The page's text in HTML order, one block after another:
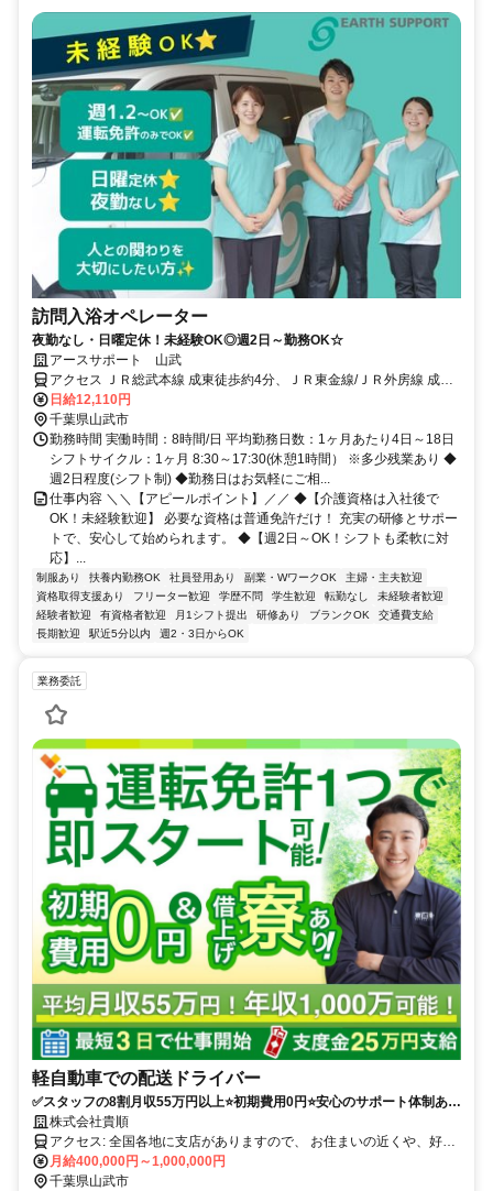
訪問入浴オペレーター
夜勤なし・日曜定休！未経験OK◎週2日～勤務OK☆
アースサポート 山武
アクセス ＪＲ総武本線 成東徒歩約4分、ＪＲ東金線/ＪＲ外房線 成東
徒歩約4分、ＪＲ東金線/ＪＲ外房線 求名出入口2徒歩約48分
日給12,110円
千葉県山武市
勤務時間 実働時間：8時間/日 平均勤務日数：1ヶ月あたり4日～18日
シフトサイクル：1ヶ月 8:30～17:30(休憩1時間） ※多少残業あり ◆
週2日程度(シフト制) ◆勤務日はお気軽にご相...
仕事内容 ＼＼【アピールポイント】／／ ◆【介護資格は入社後で
OK！未経験歓迎】 必要な資格は普通免許だけ！ 充実の研修とサポー
トで、安心して始められます。 ◆【週2日～OK！シフトも柔軟に対
応】...
制服あり 扶養内勤務OK 社員登用あり 副業・WワークOK
主婦・主夫歓迎
資格取得支援あり
フリーター歓迎 学歴不問 学生歓迎 転勤なし
未経験者歓迎
経験者歓迎
有資格者歓迎 月1シフト提出 研修あり ブランクOK
交通費支給
長期歓迎
駅近5分以内 週2・3日からOK
業務委託
軽自動車での配送ドライバー
✅スタッフの8割月収55万円以上⭐️初期費用0円⭐️安心のサポート体制あり
（車両レンタル/事故対応等）履歴書不要！
株式会社貴順
アクセス: 全国各地に支店がありますので、 お住まいの近くや、好き
な場所で働くことが可能です。 ※自宅から車で通える範囲 ・転勤は
ありません。 ・マイカーかレンタル車両での直行直帰 ・車通勤可
月給400,000円～1,000,000円
千葉県山武市